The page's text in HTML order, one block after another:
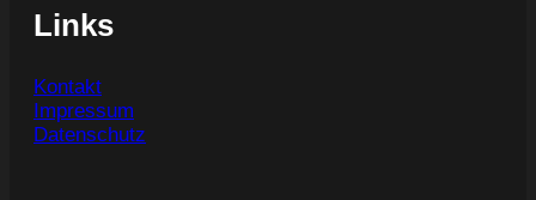
Links
Kontakt
Impressum
Datenschutz